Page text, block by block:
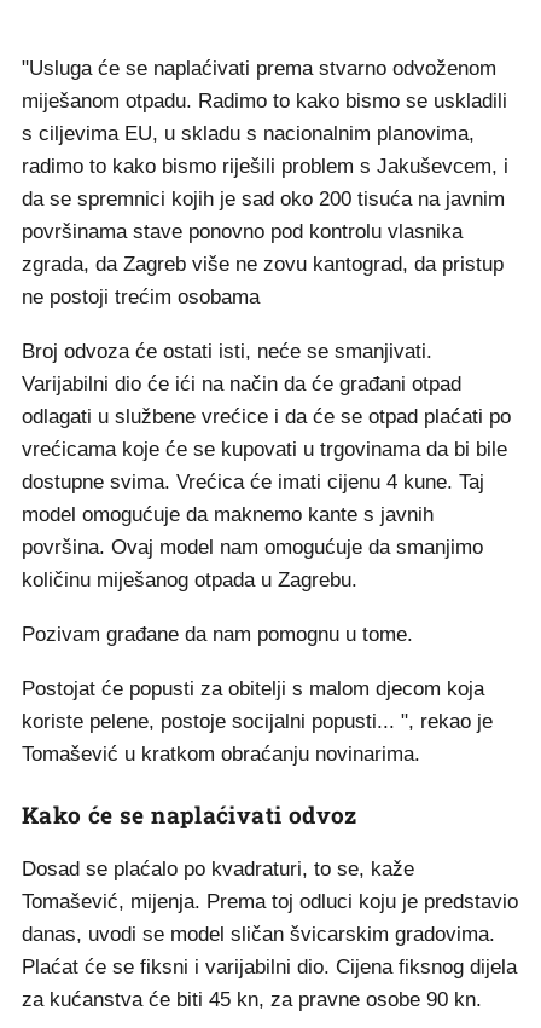
"Usluga će se naplaćivati prema stvarno odvoženom
miješanom otpadu. Radimo to kako bismo se uskladili
s ciljevima EU, u skladu s nacionalnim planovima,
radimo to kako bismo riješili problem s Jakuševcem, i
da se spremnici kojih je sad oko 200 tisuća na javnim
površinama stave ponovno pod kontrolu vlasnika
zgrada, da Zagreb više ne zovu kantograd, da pristup
ne postoji trećim osobama
Broj odvoza će ostati isti, neće se smanjivati.
Varijabilni dio će ići na način da će građani otpad
odlagati u službene vrećice i da će se otpad plaćati po
vrećicama koje će se kupovati u trgovinama da bi bile
dostupne svima. Vrećica će imati cijenu 4 kune. Taj
model omogućuje da maknemo kante s javnih
površina. Ovaj model nam omogućuje da smanjimo
količinu miješanog otpada u Zagrebu.
Pozivam građane da nam pomognu u tome.
Postojat će popusti za obitelji s malom djecom koja
koriste pelene, postoje socijalni popusti... ", rekao je
Tomašević u kratkom obraćanju novinarima.
Kako će se naplaćivati odvoz
Dosad se plaćalo po kvadraturi, to se, kaže
Tomašević, mijenja. Prema toj odluci koju je predstavio
danas, uvodi se model sličan švicarskim gradovima.
Plaćat će se fiksni i varijabilni dio. Cijena fiksnog dijela
za kućanstva će biti 45 kn, za pravne osobe 90 kn.